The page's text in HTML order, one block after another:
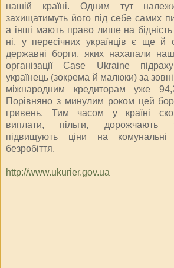
нашій країні. Одним тут
захищатимуть його під себе самих
а інші мають право лише на
ні, у пересічних українців є ще й
державні борги, яких нахапали
організації Case Ukraine
українець (зокрема й малюки) за
міжнародним кредиторам уже
Порівняно з минулим роком цей
гривень. Тим часом у країні
виплати, пільги, дорожчають
підвищують ціни на комунальні
безробіття.
http://www.ukurier.gov.ua